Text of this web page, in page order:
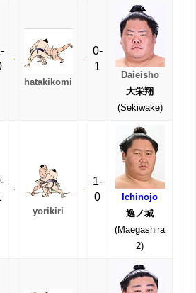
hatakikomi
0-
1
Daieisho
大栄翔
(Sekiwake)
yorikiri
1-
0
Ichinojo
逸ノ城
(Maegashira
2)